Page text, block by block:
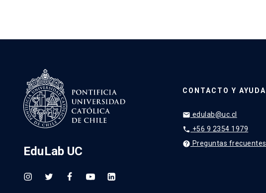
EduLab UC
CONTACTO Y AYUDA
email edulab@uc.cl
phone +56 9 2354 1979
help Preguntas frecuentes